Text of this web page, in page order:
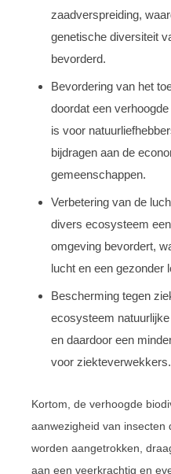
zaadverspreiding,
genetische diversiteit
bevorderd.
Bevordering van het
doordat een
is voor
bijdragen aan de
gemeenschappen.
Verbetering van de
divers ecosysteem
omgeving bevordert,
lucht en een gezonder
Bescherming tegen
ecosysteem
en daardoor een
voor ziekteverwekkers.
Kortom, de verhoogde
aanwezigheid van insecten
worden aangetrokken,
aan een veerkrachtig en